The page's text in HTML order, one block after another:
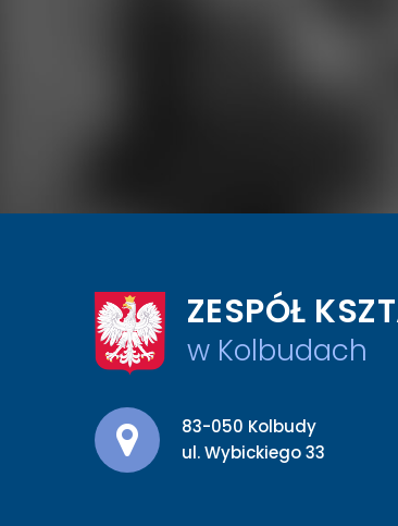
ZESPÓŁ
w Kolbudach
Adres pocztowy:
83-050 Kolbudy
ul. Wybickiego 33